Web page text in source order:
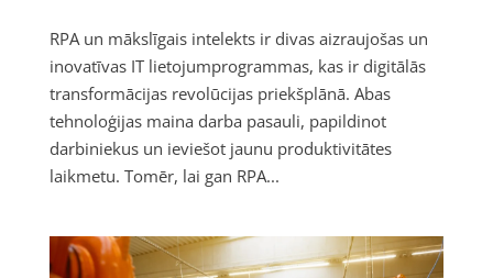
RPA un mākslīgais intelekts ir divas aizraujošas un
inovatīvas IT lietojumprogrammas, kas ir digitālās
transformācijas revolūcijas priekšplānā. Abas
tehnoloģijas maina darba pasauli, papildinot
darbiniekus un ieviešot jaunu produktivitātes
laikmetu. Tomēr, lai gan RPA...